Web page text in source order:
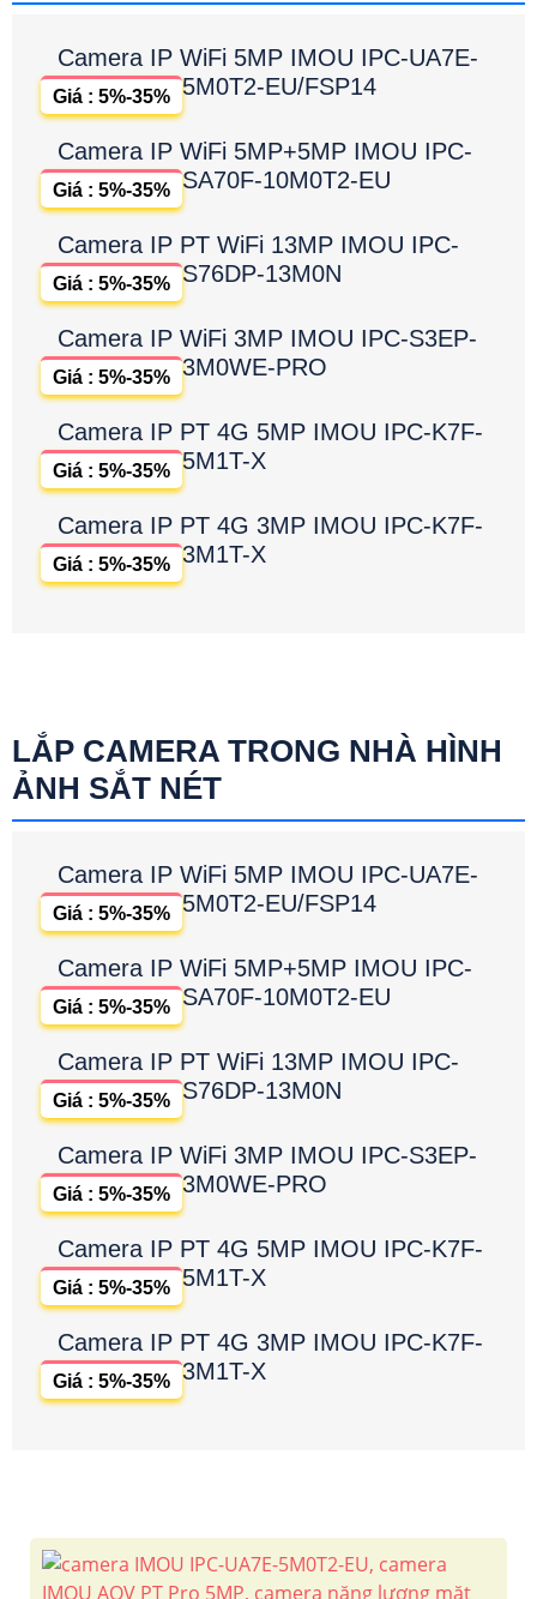
Camera IP WiFi 5MP IMOU IPC-UA7E-
5M0T2-EU/FSP14
Giá : 5%-35%
Camera IP WiFi 5MP+5MP IMOU IPC-
SA70F-10M0T2-EU
Giá : 5%-35%
Camera IP PT WiFi 13MP IMOU IPC-
S76DP-13M0N
Giá : 5%-35%
Camera IP WiFi 3MP IMOU IPC-S3EP-
3M0WE-PRO
Giá : 5%-35%
Camera IP PT 4G 5MP IMOU IPC-K7F-
5M1T-X
Giá : 5%-35%
Camera IP PT 4G 3MP IMOU IPC-K7F-
3M1T-X
Giá : 5%-35%
LẮP CAMERA TRONG NHÀ HÌNH
ẢNH SẮT NÉT
Camera IP WiFi 5MP IMOU IPC-UA7E-
5M0T2-EU/FSP14
Giá : 5%-35%
Camera IP WiFi 5MP+5MP IMOU IPC-
SA70F-10M0T2-EU
Giá : 5%-35%
Camera IP PT WiFi 13MP IMOU IPC-
S76DP-13M0N
Giá : 5%-35%
Camera IP WiFi 3MP IMOU IPC-S3EP-
3M0WE-PRO
Giá : 5%-35%
Camera IP PT 4G 5MP IMOU IPC-K7F-
5M1T-X
Giá : 5%-35%
Camera IP PT 4G 3MP IMOU IPC-K7F-
3M1T-X
Giá : 5%-35%